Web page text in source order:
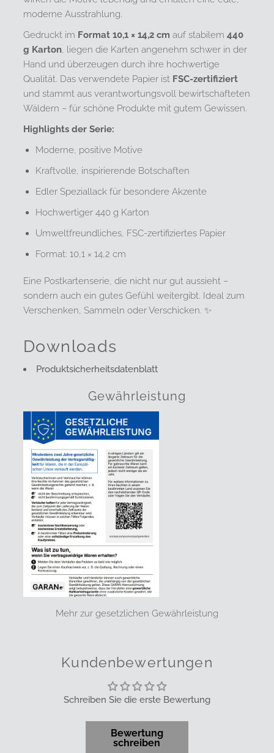
moderne Ausstrahlung.
Gedruckt im Format 10,1 × 14,2 cm auf stabilem440
g Karton , liegen die Karten angenehm schwer in der
Hand und überzeugen durch ihre hochwertige
Qualität. Das verwendete Papier ist FSC-zertifiziert
und stammt aus verantwortungsvoll bewirtschafteten
Wäldern – für schöne Produkte mit gutem Gewissen.
Highlights der Serie:
Moderne, positive Motive
Kraftvolle, inspirierende Botschaften
Edler Speziallack für besondere Akzente
Hochwertiger 440 g Karton
Umweltfreundliches, FSC-zertifiziertes Papier
Format: 10,1 × 14,2 cm
Eine Postkartenserie, die nicht nur gut aussieht –
sondern auch ein gutes Gefühl weitergibt. Ideal zum
Verschenken, Sammeln oder Verschicken. ✨
Downloads
Produktsicherheitsdatenblatt
Gewährleistung
Mehr zur gesetzlichen Gewährleistung
Kundenbewertungen
Schreiben Sie die erste Bewertung
Bewertung
schreiben